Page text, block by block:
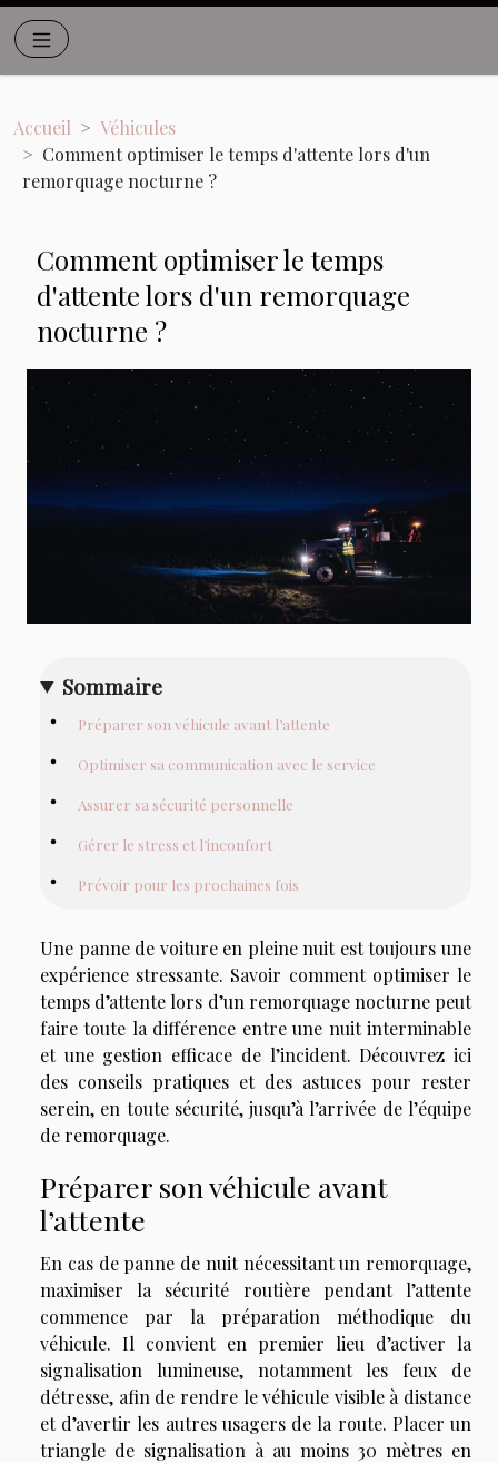
Accueil
Véhicules
Comment optimiser le temps d'attente lors d'un
remorquage nocturne ?
Comment optimiser le temps
d'attente lors d'un remorquage
nocturne ?
Sommaire
Préparer son véhicule avant l’attente
Optimiser sa communication avec le service
Assurer sa sécurité personnelle
Gérer le stress et l’inconfort
Prévoir pour les prochaines fois
Une panne de voiture en pleine nuit est toujours une
expérience stressante. Savoir comment optimiser le
temps d’attente lors d’un remorquage nocturne peut
faire toute la différence entre une nuit interminable
et une gestion efficace de l’incident. Découvrez ici
des conseils pratiques et des astuces pour rester
serein, en toute sécurité, jusqu’à l’arrivée de l’équipe
de remorquage.
Préparer son véhicule avant
l’attente
En cas de panne de nuit nécessitant un remorquage,
maximiser la sécurité routière pendant l’attente
commence par la préparation méthodique du
véhicule. Il convient en premier lieu d’activer la
signalisation lumineuse, notamment les feux de
détresse, afin de rendre le véhicule visible à distance
et d’avertir les autres usagers de la route. Placer un
triangle de signalisation à au moins 30 mètres en